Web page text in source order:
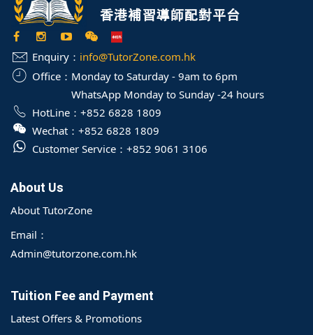
Enquiry： info@TutorZone.com.hk
Office： Monday to Saturday - 9am to 6pm
WhatsApp Monday to Sunday -24 hours
HotLine： +852 6828 1809
Wechat： +852 6828 1809
Customer Service： +852 9061 3106
About Us
About TutorZone
Email：
Admin@tutorzone.com.hk
Tuition Fee and Payment
Latest Offers & Promotions